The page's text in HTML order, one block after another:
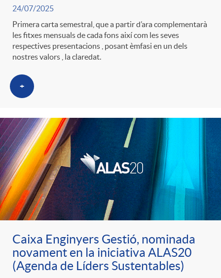
24/07/2025
Primera carta semestral, que a partir d’ara complementarà
les fitxes mensuals de cada fons així com les seves
respectives presentacions , posant èmfasi en un dels
nostres valors , la claredat.
+
Caixa Enginyers Gestió, nominada
novament en la iniciativa ALAS20
(Agenda de Líders Sustentables)